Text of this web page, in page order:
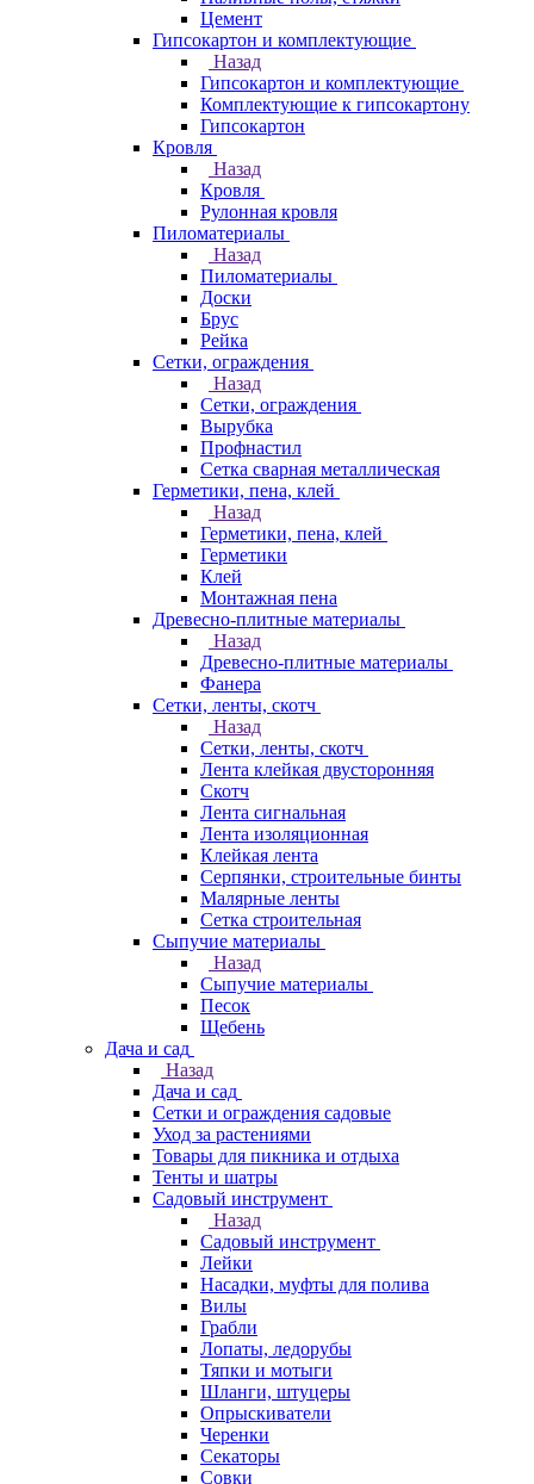
Цемент
Гипсокартон и комплектующие
Назад
Гипсокартон и комплектующие
Комплектующие к гипсокартону
Гипсокартон
Кровля
Назад
Кровля
Рулонная кровля
Пиломатериалы
Назад
Пиломатериалы
Доски
Брус
Рейка
Сетки, ограждения
Назад
Сетки, ограждения
Вырубка
Профнастил
Сетка сварная металлическая
Герметики, пена, клей
Назад
Герметики, пена, клей
Герметики
Клей
Монтажная пена
Древесно-плитные материалы
Назад
Древесно-плитные материалы
Фанера
Сетки, ленты, скотч
Назад
Сетки, ленты, скотч
Лента клейкая двусторонняя
Скотч
Лента сигнальная
Лента изоляционная
Клейкая лента
Серпянки, строительные бинты
Малярные ленты
Сетка строительная
Сыпучие материалы
Назад
Сыпучие материалы
Песок
Щебень
Дача и сад
Назад
Дача и сад
Сетки и ограждения садовые
Уход за растениями
Товары для пикника и отдыха
Тенты и шатры
Садовый инструмент
Назад
Садовый инструмент
Лейки
Насадки, муфты для полива
Вилы
Грабли
Лопаты, ледорубы
Тяпки и мотыги
Шланги, штуцеры
Опрыскиватели
Черенки
Секаторы
Совки